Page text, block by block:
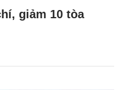
giảm 10 tòa